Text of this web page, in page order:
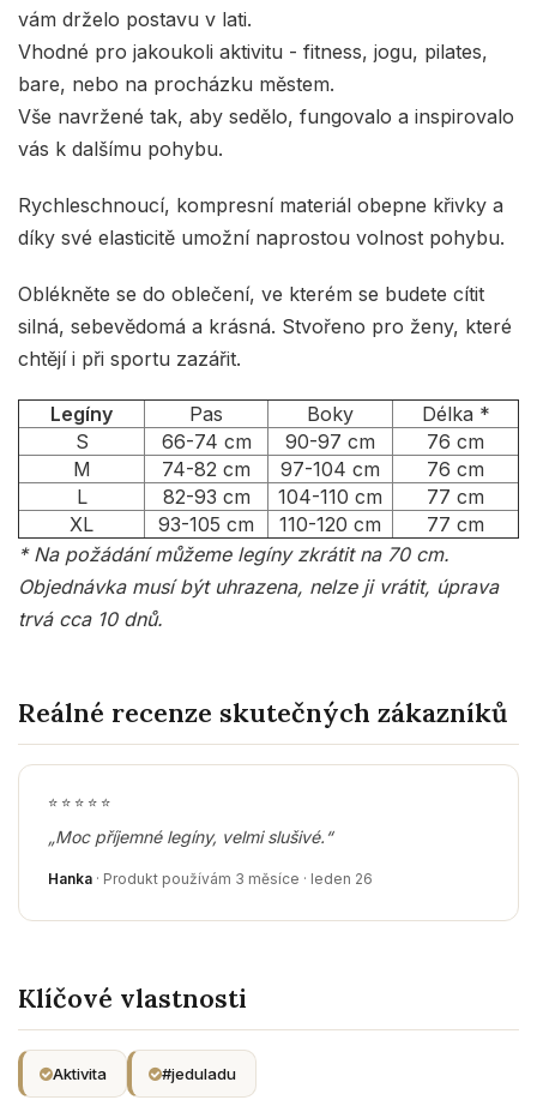
vám drželo postavu v lati.
Vhodné pro jakoukoli aktivitu - fitness, jogu, pilates,
bare, nebo na procházku městem.
Vše navržené tak, aby sedělo, fungovalo a inspirovalo
vás k dalšímu pohybu.
Rychleschnoucí, kompresní materiál obepne křivky a
díky své elasticitě umožní naprostou volnost pohybu.
Oblékněte se do oblečení, ve kterém se budete cítit
silná, sebevědomá a krásná. Stvořeno pro ženy, které
chtějí i při sportu zazářit.
Legíny Pas Boky
Délka *
S
66-74 cm 90-97 cm
76 cm
M
74-82 cm 97-104 cm
76 cm
L
82-93 cm 104-110 cm
77 cm
XL
93-105 cm 110-120 cm
77 cm
* Na požádání můžeme legíny zkrátit na 70 cm.
Objednávka musí být uhrazena, nelze ji vrátit, úprava
trvá cca 10 dnů.
Reálné recenze skutečných zákazníků
⭐ ⭐ ⭐ ⭐ ⭐
„Moc příjemné legíny, velmi slušivé.“
Hanka · Produkt používám 3 měsíce · leden 26
Klíčové vlastnosti
Aktivita #jeduladu